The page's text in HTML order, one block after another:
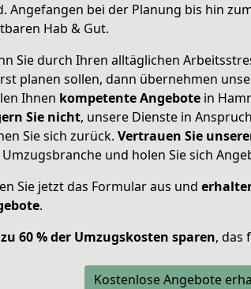
Angefangen bei der Planung bis hin
Hab & Gut.
Sie durch Ihren alltäglichen
planen sollen, dann übernehmen
Ihnen kompetente Angebote in
Sie nicht, unsere Dienste in
Sie sich zurück. Vertrauen Sie
und holen Sie sich
Sie jetzt das Formular aus und
.
60 % der Umzugskosten sparen, das
Kostenlose Angebote